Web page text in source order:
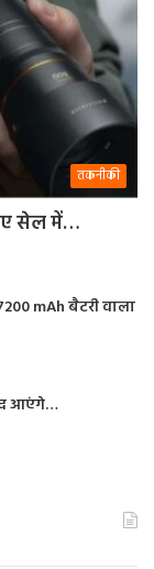
तकनीकी
सेल में…
mAh बैटरी वाला
आएंगे…